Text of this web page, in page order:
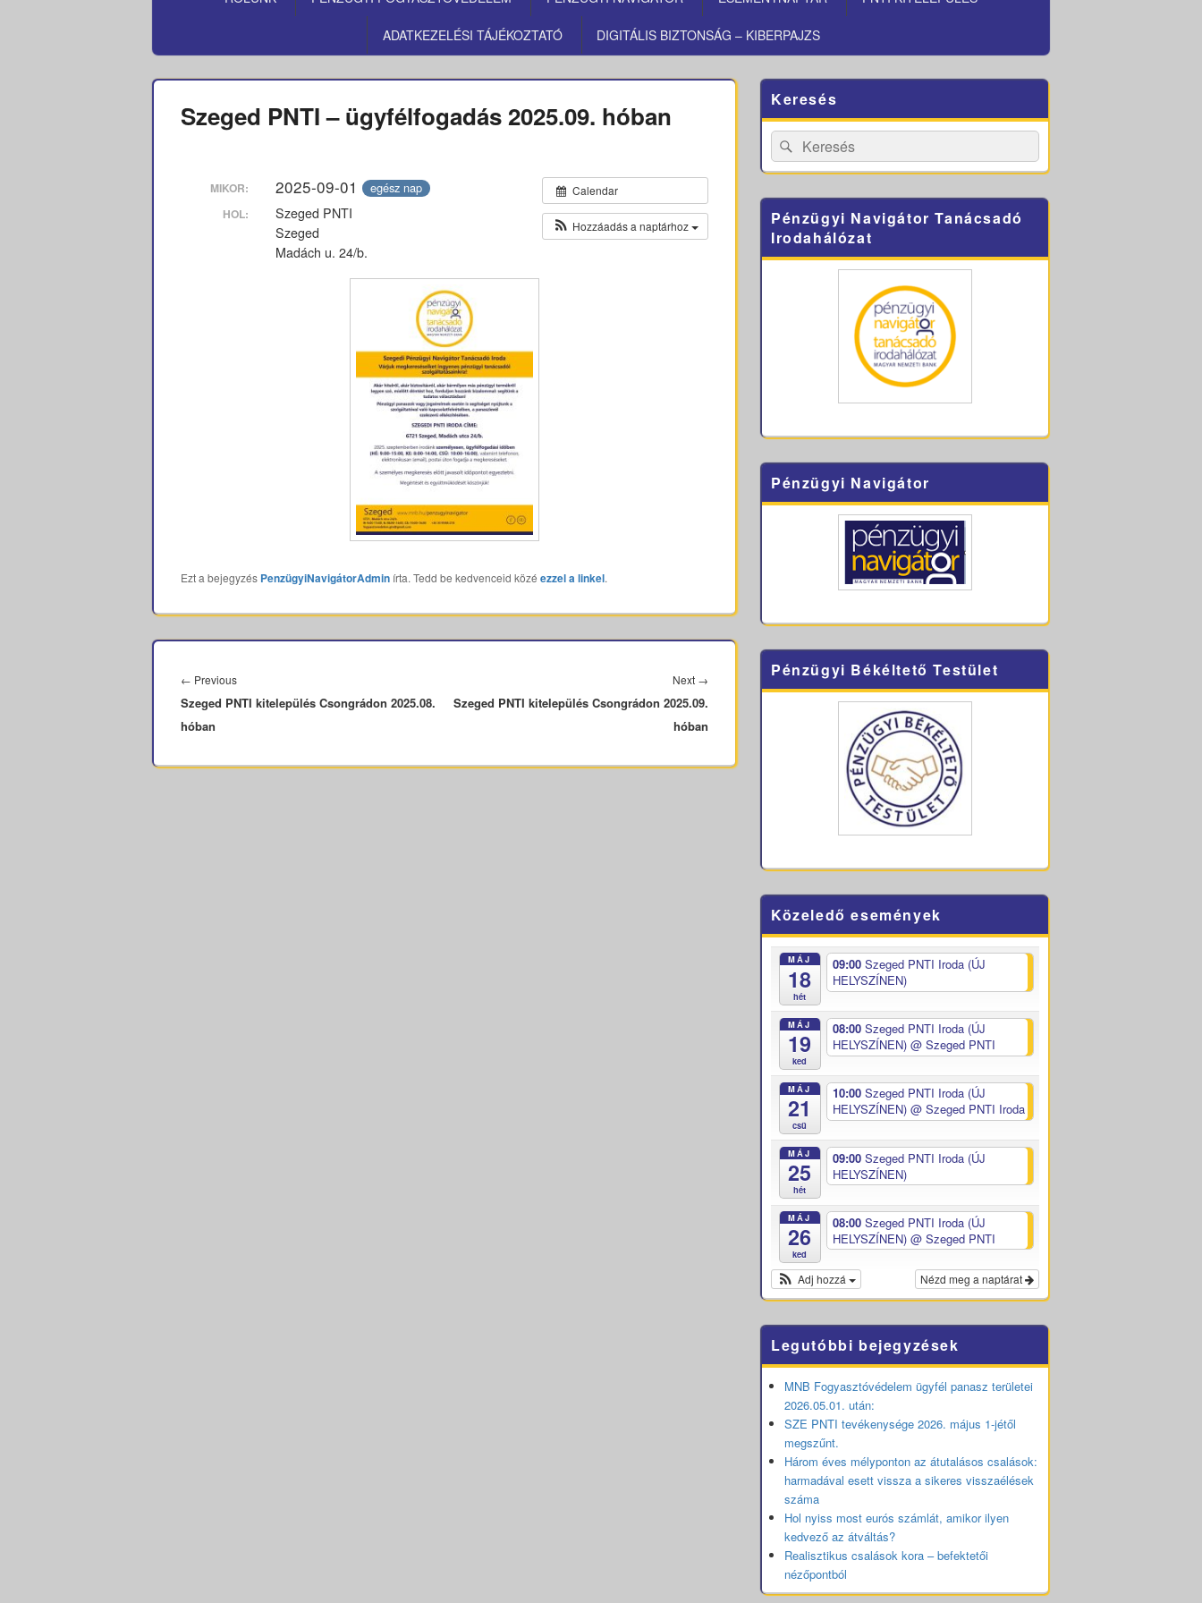
ADATKEZELÉSI TÁJÉKOZTATÓ DIGITÁLIS BIZTONSÁG – KIBERPAJZS
Szeged PNTI – ügyfélfogadás 2025.09. hóban
Calendar
Hozzáadás a naptárhoz
MIKOR: 2025-09-01 egész nap
HOL:
Szeged PNTI
Szeged
Madách u. 24/b.
Ezt a bejegyzés PenzügyiNavigátorAdmin írta. Tedd be kedvenceid közé ezzel a linkel.
navigáció
← PreviousPrevious
post:
Szeged PNTI kitelepülés Csongrádon 2025.08.
hóban
Next →
Szeged PNTI kitelepülés Csongrádon 2025.09.
hóban
Sidebar
Widget
Area
Keresés
Search
for:
Search
Pénzügyi Navigátor Tanácsadó
Irodahálózat
Pénzügyi Navigátor
Pénzügyi Békéltető Testület
Közeledő események
MÁJ
18
hét
09:00 Szeged PNTI Iroda (ÚJ
HELYSZÍNEN)
MÁJ
19
ked
08:00 Szeged PNTI Iroda (ÚJ
HELYSZÍNEN) @ Szeged PNTI
MÁJ
21
csü
10:00 Szeged PNTI Iroda (ÚJ
HELYSZÍNEN) @ Szeged PNTI Iroda
MÁJ
25
hét
09:00 Szeged PNTI Iroda (ÚJ
HELYSZÍNEN)
MÁJ
26
ked
08:00 Szeged PNTI Iroda (ÚJ
HELYSZÍNEN) @ Szeged PNTI
Nézd meg a naptárat
Adj hozzá
Legutóbbi bejegyzések
MNB Fogyasztóvédelem ügyfél panasz területei
2026.05.01. után:
SZE PNTI tevékenysége 2026. május 1-jétől
megszűnt.
Három éves mélyponton az átutalásos csalások:
harmadával esett vissza a sikeres visszaélések
száma
Hol nyiss most eurós számlát, amikor ilyen
kedvező az átváltás?
Realisztikus csalások kora – befektetői
nézőpontból